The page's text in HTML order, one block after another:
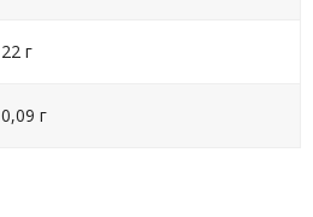
22 г
0,09 г